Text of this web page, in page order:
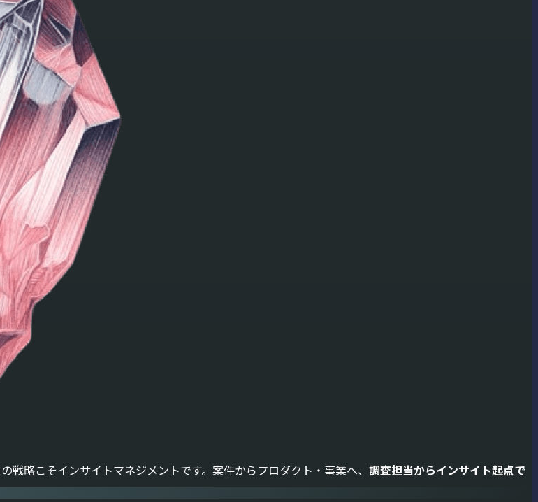
略こそインサイトマネジメントです。案件からプロダクト・事業へ、 調査担当からインサイト起点で